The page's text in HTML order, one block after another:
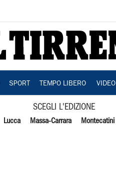
SPORT TEMPO LIBERO VIDEO
SCEGLI L'EDIZIONE
Lucca Massa-Carrara Montecatini